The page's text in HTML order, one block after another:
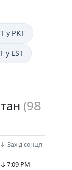
у PKT
у EST
(98
↓ Захід сонця
↓7:09 PM